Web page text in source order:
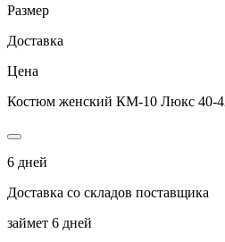
Размер
Доставка
Цена
Костюм женский КМ-10 Люкс 40-
6 дней
Доставка со складов поставщика
займет 6 дней